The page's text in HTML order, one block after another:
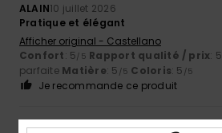
ALAIN10 juillet 2026
Pratique et élégant
Afficher original - Castellano
Confort: 5/5 Rapport qualité / prix: 5
parfaite Matière: 5 /5 Coloris: 5 /5
Je recommande ce produit